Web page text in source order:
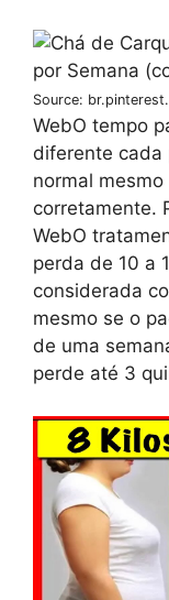
Source:
WebO tempo
diferente cada
normal
corretamente.
WebO
perda de 10 a
considerada
mesmo se o
de uma
perde até 3